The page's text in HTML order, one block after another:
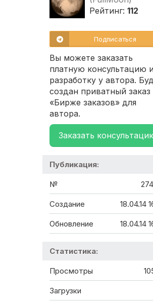
Рейтинг: 112
Подписаться
Вы можете заказать
платную консультацию
разработку у автора.
создан приватный заказ
«Бирже заказов» для
автора.
Заказать
Публикация:
№
Создание 18.04.14
Обновление 18.04.14
Статистика:
Просмотры
Загрузки